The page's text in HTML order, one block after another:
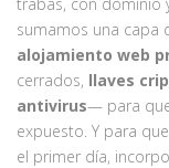
sumamos una capa
alojamiento web
cerrados, llaves
antivirus— para
expuesto. Y para
el primer día,